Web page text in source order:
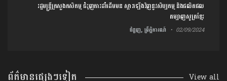
រដ្ឋមន្ដ្រីក្រសួងកសិកម្ម ជំរុញការដាំដើមមន ស្ដារឡើងវិញនូវសិប្បកម្ម និងផលិតផល
តម្បាញសូត្រខ្មែរ
ជំនួញ, ព្រឹត្តិការណ៍ 02/09/2024
ព័ត៌មានផ្សេងៗទៀត View all